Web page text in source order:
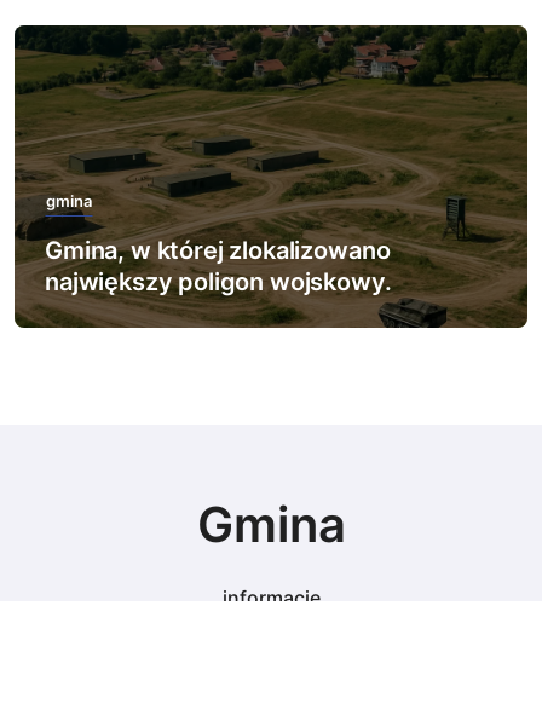
gmina
Gmina, w której zlokalizowano
największy poligon wojskowy.
Gmina
informacje